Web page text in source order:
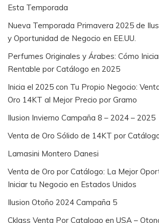
Esta Temporada
Nueva Temporada Primavera 2025 de
y Oportunidad de Negocio en EE.UU.
Perfumes Originales y Árabes: Cómo
Rentable por Catálogo en 2025
Inicia el 2025 con Tu Propio Negocio:
Oro 14KT al Mejor Precio por Gramo
Ilusion Invierno Campaña 8 – 2024 – 2025
Venta de Oro Sólido de 14KT por
Lamasini Montero Danesi
Venta de Oro por Catálogo: La Mejor
Iniciar tu Negocio en Estados Unidos
Ilusion Otoño 2024 Campaña 5
Cklass Venta Por Catalogo en USA –